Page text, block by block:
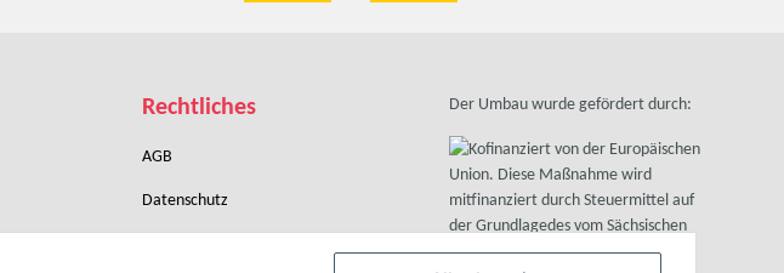
Rechtliches
AGB
Datenschutz
Der Umbau wurde gefördert durch: